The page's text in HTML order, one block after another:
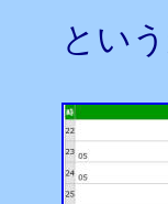
とい